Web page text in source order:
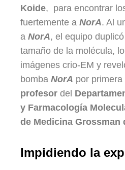
Koide, para encontrar
fuertemente a NorA. Al
a NorA, el equipo
tamaño de la molécula,
imágenes crio-EM y
bomba NorA por primera
profesor del
y Farmacología
de Medicina Grossman
Impidiendo la